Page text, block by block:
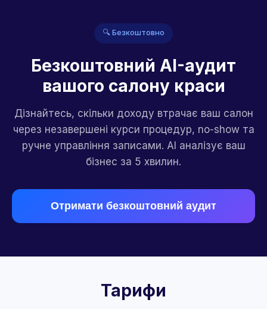
🔍 Безкоштовно
Безкоштовний AI-аудит
вашого салону краси
Дізнайтесь, скільки доходу втрачає ваш салон
через незавершені курси процедур, no-show та
ручне управління записами. AI аналізує ваш
бізнес за 5 хвилин.
Отримати безкоштовний аудит
Тарифи